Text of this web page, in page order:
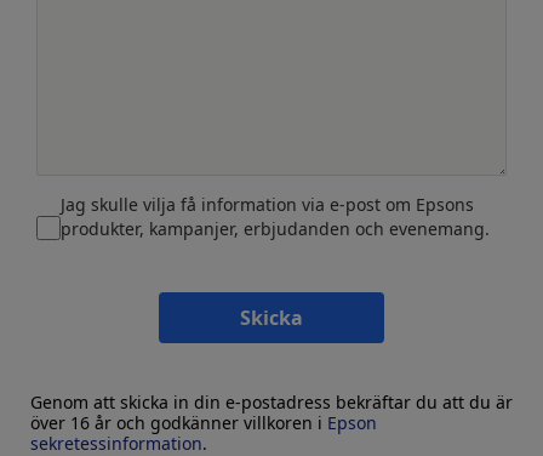
Jag skulle vilja få information via e-post om Epsons
produkter, kampanjer, erbjudanden och evenemang.
Skicka
Genom att skicka in din e-postadress bekräftar du att du är
över 16 år och godkänner villkoren i Epson
sekretessinformation.